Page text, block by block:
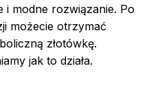
modne rozwiązanie. Po
możecie otrzymać
złotówkę.
jak to działa.